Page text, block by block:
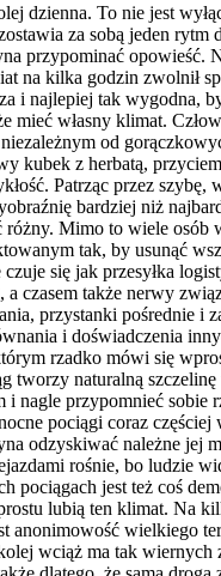
dzienna. To nie jest
za sobą jeden
przypominać opowieść.
na kilka godzin zwolnił
najlepiej tak wygodna,
własny klimat.
od
z herbatą,
Patrząc przez
bardziej niż
Mimo to wiele osób
tak, by usunąć
się jak przesyłka
czasem także nerwy
przystanki pośrednie i
i doświadczenia
rzadko mówi się
naturalną
przypomnieć
pociągi coraz
odzyskiwać należne jej
rośnie, bo ludzie
jest też coś
lubią ten klimat. Na
anonimowość wielkiego
wciąż ma tak